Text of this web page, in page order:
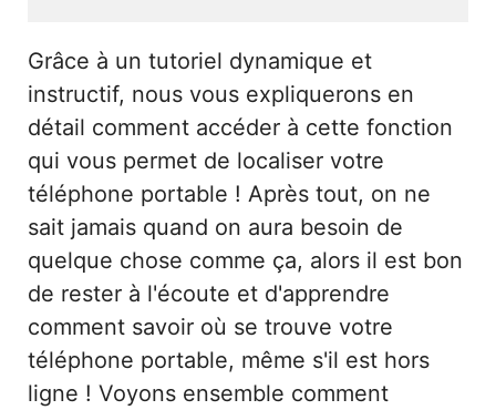
Grâce à un tutoriel dynamique et
instructif, nous vous expliquerons en
détail comment accéder à cette fonction
qui vous permet de localiser votre
téléphone portable ! Après tout, on ne
sait jamais quand on aura besoin de
quelque chose comme ça, alors il est bon
de rester à l'écoute et d'apprendre
comment savoir où se trouve votre
téléphone portable, même s'il est hors
ligne ! Voyons ensemble comment